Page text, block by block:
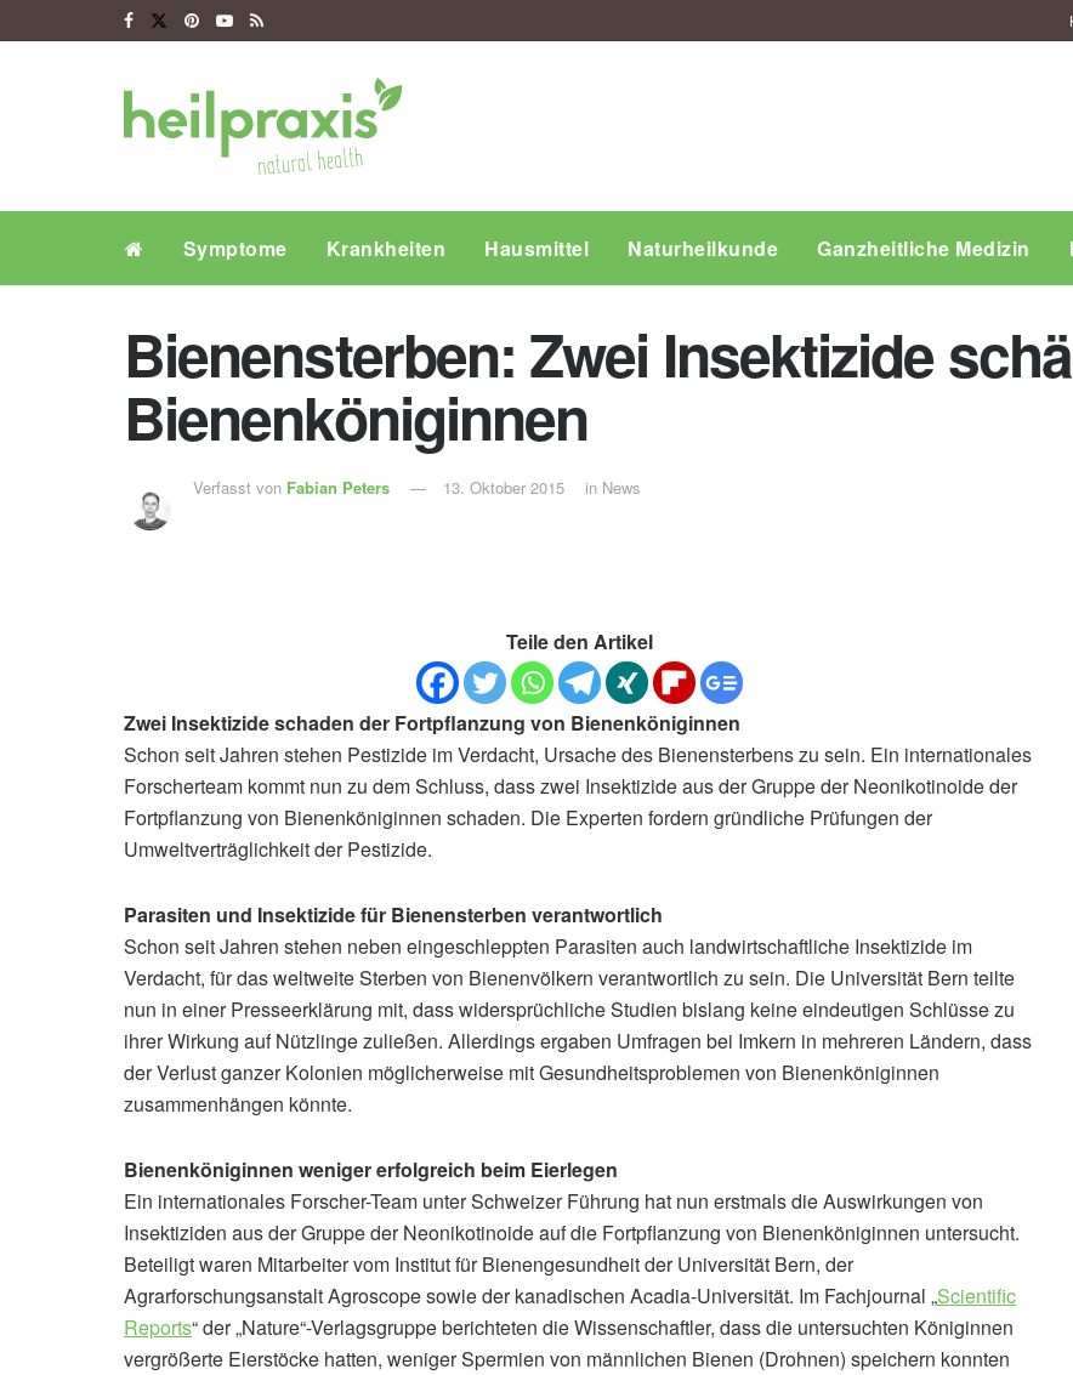
Symptome Krankheiten Hausmittel Naturheilkunde Ganzheitliche Medizin
Bienensterben: Zwei Insektizide
Bienenköniginnen
Verfasst von Fabian Peters 13. Oktober 2015 in News
Teile den Artikel
Zwei Insektizide schaden der Fortpflanzung von Bienenköniginnen
Schon seit Jahren stehen Pestizide im Verdacht, Ursache des Bienensterbens zu sein. Ein internationales
Forscherteam kommt nun zu dem Schluss, dass zwei Insektizide aus der Gruppe der Neonikotinoide der
Fortpflanzung von Bienenköniginnen schaden. Die Experten fordern gründliche Prüfungen der
Umweltverträglichkeit der Pestizide.
Parasiten und Insektizide für Bienensterben verantwortlich
Schon seit Jahren stehen neben eingeschleppten Parasiten auch landwirtschaftliche Insektizide im
Verdacht, für das weltweite Sterben von Bienenvölkern verantwortlich zu sein. Die Universität Bern teilte
nun in einer Presseerklärung mit, dass widersprüchliche Studien bislang keine eindeutigen Schlüsse zu
ihrer Wirkung auf Nützlinge zuließen. Allerdings ergaben Umfragen bei Imkern in mehreren Ländern, dass
der Verlust ganzer Kolonien möglicherweise mit Gesundheitsproblemen von Bienenköniginnen
zusammenhängen könnte.
Bienenköniginnen weniger erfolgreich beim Eierlegen
Ein internationales Forscher-Team unter Schweizer Führung hat nun erstmals die Auswirkungen von
Insektiziden aus der Gruppe der Neonikotinoide auf die Fortpflanzung von Bienenköniginnen untersucht.
Beteiligt waren Mitarbeiter vom Institut für Bienengesundheit der Universität Bern, der
Agrarforschungsanstalt Agroscope sowie der kanadischen Acadia-Universität. Im Fachjournal „Scientific
Reports“ der „Nature“-Verlagsgruppe berichteten die Wissenschaftler, dass die untersuchten Königinnen
vergrößerte Eierstöcke hatten, weniger Spermien von männlichen Bienen (Drohnen) speichern konnten